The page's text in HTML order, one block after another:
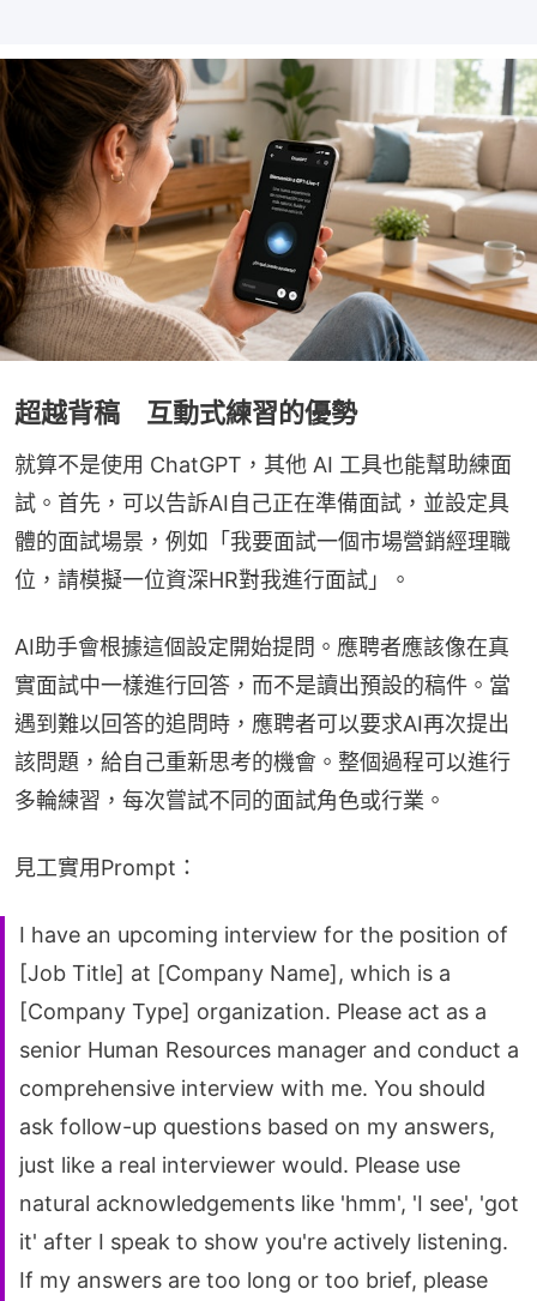
超越背稿 互動式練習的優勢
就算不是使用 ChatGPT，其他 AI 工具也能幫助練面
試。首先，可以告訴AI自己正在準備面試，並設定具
體的面試場景，例如「我要面試一個市場營銷經理職
位，請模擬一位資深HR對我進行面試」。
AI助手會根據這個設定開始提問。應聘者應該像在真
實面試中一樣進行回答，而不是讀出預設的稿件。當
遇到難以回答的追問時，應聘者可以要求AI再次提出
該問題，給自己重新思考的機會。整個過程可以進行
多輪練習，每次嘗試不同的面試角色或行業。
見工實用Prompt：
I have an upcoming interview for the position of
[Job Title] at [Company Name], which is a
[Company Type] organization. Please act as a
senior Human Resources manager and conduct a
comprehensive interview with me. You should
ask follow-up questions based on my answers,
just like a real interviewer would. Please use
natural acknowledgements like 'hmm', 'I see', 'got
it' after I speak to show you're actively listening.
If my answers are too long or too brief, please